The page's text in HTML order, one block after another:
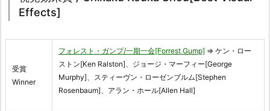
Effects]
受賞
Winner
フォレスト・ガンプ/一期一会[Forrest Gump] ⇒ ケン・ロー
ストン[Ken Ralston]、ジョージ・マーフィー[George
Murphy]、スティーヴン・ローゼンブルム[Stephen
Rosenbaum]、アラン・ホール[Allen Hall]